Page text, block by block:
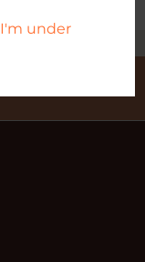
I'm under